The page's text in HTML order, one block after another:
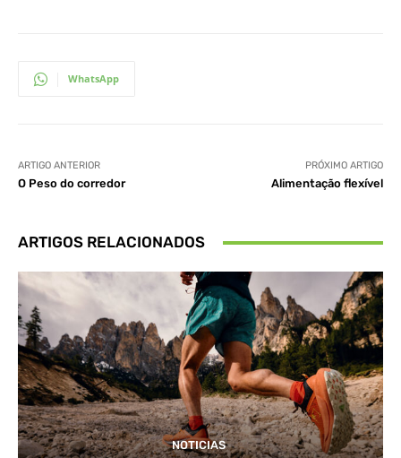
WhatsApp
ARTIGO ANTERIOR
O Peso do corredor
PRÓXIMO ARTIGO
Alimentação flexível
ARTIGOS RELACIONADOS
NOTICIAS